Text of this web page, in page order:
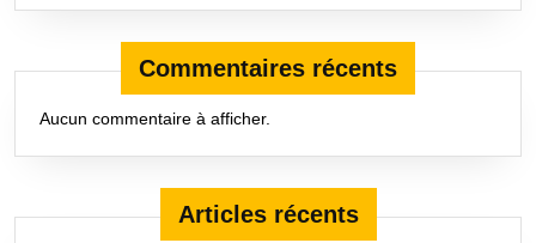
Commentaires récents
Aucun commentaire à afficher.
Articles récents